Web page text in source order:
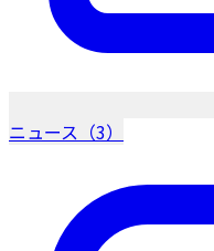
ニュース（3）